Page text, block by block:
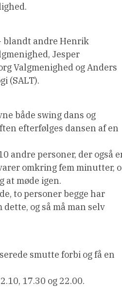
blandt andre Henrik
Jesper
Valgmenighed og Anders
(SALT).
både swing dans og
efterfølges dansen af en
andre personer, der også
omkring fem minutter,
at møde igen.
to personer begge har
og så må man selv
smutte forbi og få en
17.30 og 22.00.